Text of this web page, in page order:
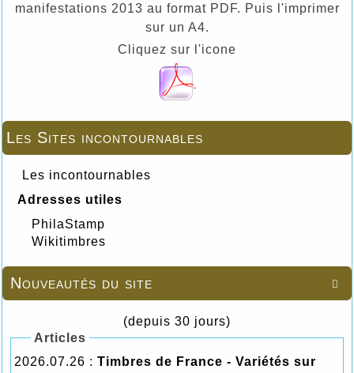
manifestations 2013 au format PDF. Puis l'imprimer
sur un A4.
Cliquez sur l'icone
Les Sites incontournables
Les incontournables
Adresses utiles
PhilaStamp
Wikitimbres

Nouveautés du site
(depuis 30 jours)
Articles
2026.07.26 : Timbres de France - Variétés sur